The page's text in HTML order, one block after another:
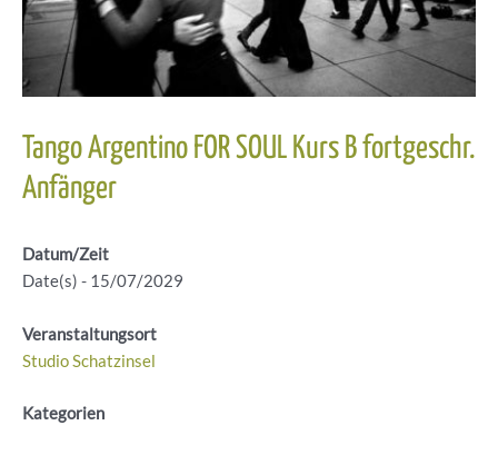
Tango Argentino FOR SOUL Kurs B fortgeschr.
Anfänger
Datum/Zeit
Date(s) - 15/07/2029
Veranstaltungsort
Studio Schatzinsel
Kategorien